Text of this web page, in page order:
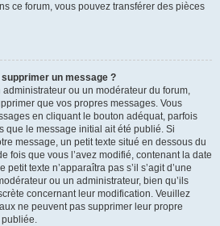
ce forum, vous pouvez transférer des pièces
un message ?
ou un modérateur du forum,
que vos propres messages. Vous
en cliquant le bouton adéquat, parfois
que le message initial ait été publié. Si
message, un petit texte situé en dessous du
fois que vous l’avez modifié, contenant la date
texte n’apparaîtra pas s’il s’agit d’une
ou un administrateur, bien qu’ils
concernant leur modification. Veuillez
ne peuvent pas supprimer leur propre
publiée.